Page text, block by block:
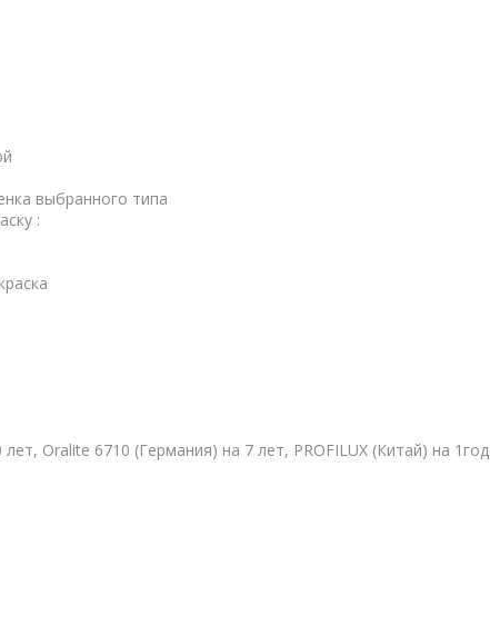
выбранного типа
:
Oralite 6710 (Германия) на 7 лет, PROFILUX (Китай) на 1год